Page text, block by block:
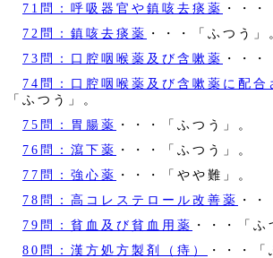
71問：呼吸器官や鎮咳去痰薬 ・・・
72問：鎮咳去痰薬 ・・・「ふつう」
73問：口腔咽喉薬及び含嗽薬 ・・・
74問：口腔咽喉薬及び含嗽薬に配合
「ふつう」。
75問：胃腸薬 ・・・「ふつう」。
76問：瀉下薬 ・・・「ふつう」。
77問：強心薬 ・・・「やや難」。
78問：高コレステロール改善薬 ・
79問：貧血及び貧血用薬 ・・・「ふ
80問：漢方処方製剤（痔）
・・・「